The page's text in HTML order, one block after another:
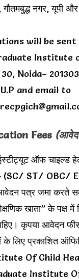
नगर, यूपी
will be
Institute
Noida–
and email to
Fees
ऑफ चाइल्ड
(SC/ ST/ OBC/
पत्र जमा करते
खाता” के पक्ष में
कृपया आवेदन
के लिए प्रकाशित
Of Child
Institute